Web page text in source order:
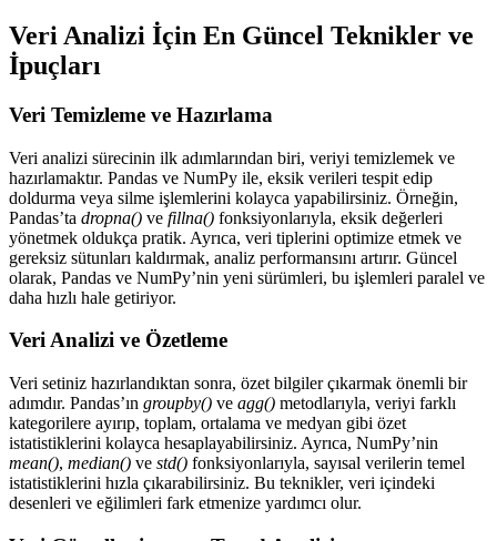
Veri Analizi İçin En Güncel Teknikler ve
İpuçları
Veri Temizleme ve Hazırlama
Veri analizi sürecinin ilk adımlarından biri, veriyi temizlemek ve
hazırlamaktır. Pandas ve NumPy ile, eksik verileri tespit edip
doldurma veya silme işlemlerini kolayca yapabilirsiniz. Örneğin,
Pandas’ta dropna() ve fillna() fonksiyonlarıyla, eksik değerleri
yönetmek oldukça pratik. Ayrıca, veri tiplerini optimize etmek ve
gereksiz sütunları kaldırmak, analiz performansını artırır. Güncel
olarak, Pandas ve NumPy’nin yeni sürümleri, bu işlemleri paralel ve
daha hızlı hale getiriyor.
Veri Analizi ve Özetleme
Veri setiniz hazırlandıktan sonra, özet bilgiler çıkarmak önemli bir
adımdır. Pandas’ın groupby() ve agg() metodlarıyla, veriyi farklı
kategorilere ayırıp, toplam, ortalama ve medyan gibi özet
istatistiklerini kolayca hesaplayabilirsiniz. Ayrıca, NumPy’nin
mean(), median() ve std() fonksiyonlarıyla, sayısal verilerin temel
istatistiklerini hızla çıkarabilirsiniz. Bu teknikler, veri içindeki
desenleri ve eğilimleri fark etmenize yardımcı olur.